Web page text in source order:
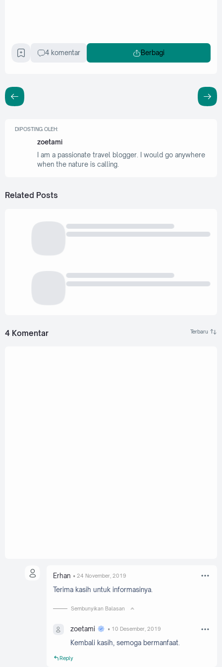
4 komentar Berbagi
DIPOSTING OLEH:
zoetami
I am a passionate travel blogger. I would go anywhere
when the nature is calling.
Related Posts
4 Komentar
Erhan 24 November, 2019
Terima kasih untuk informasinya.
Sembunyikan Balasan
zoetami 10 Desember, 2019
Kembali kasih, semoga bermanfaat.
Reply